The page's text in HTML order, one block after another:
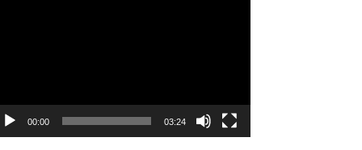
00:00 03:24